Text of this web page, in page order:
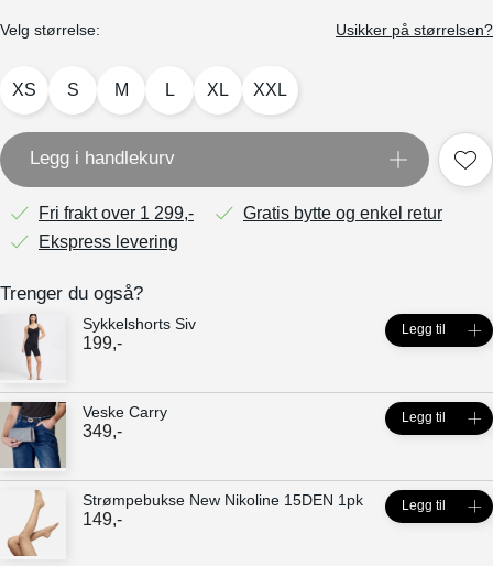
Velg størrelse: Usikker på størrelsen?
XS S M L XL XXL
Legg i handlekurv
Fri frakt over 1 299,-
Gratis bytte og enkel retur
Ekspress levering
Trenger du også?
Sykkelshorts Siv
199,-
Legg til
Veske Carry
349,-
Legg til
Strømpebukse New Nikoline 15DEN 1pk
149,-
Legg til